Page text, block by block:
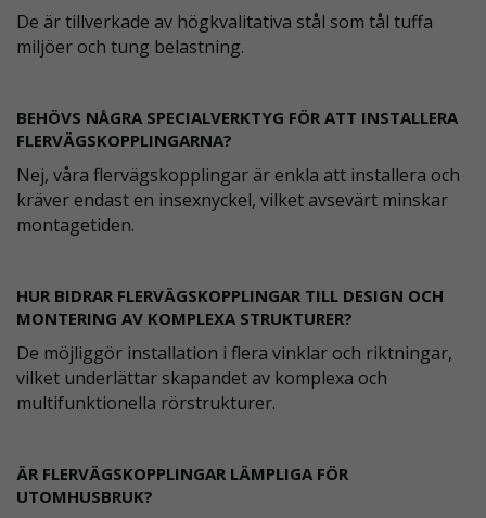
De är tillverkade av högkvalitativa stål som tål tuffa
miljöer och tung belastning.
BEHÖVS NÅGRA SPECIALVERKTYG FÖR ATT INSTALLERA
FLERVÄGSKOPPLINGARNA?
Nej, våra flervägskopplingar är enkla att installera och
kräver endast en insexnyckel, vilket avsevärt minskar
montagetiden.
HUR BIDRAR FLERVÄGSKOPPLINGAR TILL DESIGN OCH
MONTERING AV KOMPLEXA STRUKTURER?
De möjliggör installation i flera vinklar och riktningar,
vilket underlättar skapandet av komplexa och
multifunktionella rörstrukturer.
ÄR FLERVÄGSKOPPLINGAR LÄMPLIGA FÖR
UTOMHUSBRUK?